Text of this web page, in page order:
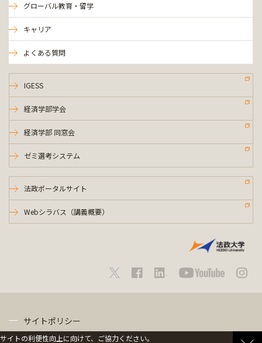
グローバル教育・留学
キャリア
よくある質問
IGESS
経済学部学会
経済学部 同窓会
ゼミ選考システム
法政ポータルサイト
Webシラバス（講義概要）
サイトポリシー
サイトの利便性向上に向けて、ご協力ください。